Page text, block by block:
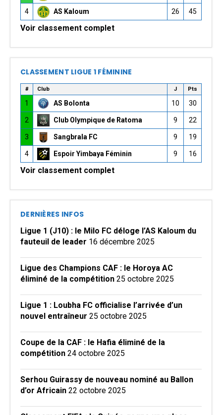
4 AS Kaloum 26 45
Voir classement complet
CLASSEMENT LIGUE 1 FÉMININE
# Club J Pts
1 AS Bolonta 10 30
2 Club Olympique de Ratoma 9 22
3 Sangbrala FC 9 19
4 Espoir Yimbaya Féminin 9 16
Voir classement complet
DERNIÈRES INFOS
Ligue 1 (J10) : le Milo FC déloge l’AS Kaloum du
fauteuil de leader 16 décembre 2025
Ligue des Champions CAF : le Horoya AC
éliminé de la compétition 25 octobre 2025
Ligue 1 : Loubha FC officialise l’arrivée d’un
nouvel entraîneur 25 octobre 2025
Coupe de la CAF : le Hafia éliminé de la
compétition 24 octobre 2025
Serhou Guirassy de nouveau nominé au Ballon
d’or Africain 22 octobre 2025